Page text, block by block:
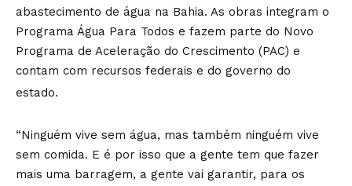
abastecimento de água na Bahia. As obras integram o
Programa Água Para Todos e fazem parte do Novo
Programa de Aceleração do Crescimento (PAC) e
contam com recursos federais e do governo do
estado.
“Ninguém vive sem água, mas também ninguém vive
sem comida. E é por isso que a gente tem que fazer
mais uma barragem, a gente vai garantir, para os